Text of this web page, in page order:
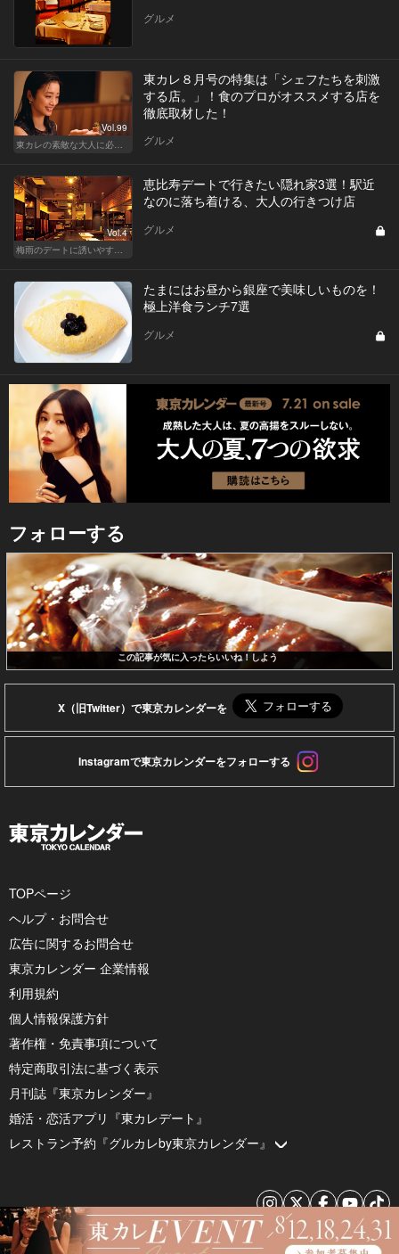
グルメ
Vol.99
東カレ８月号の特集は「シェフたちを刺激
する店。」！食のプロがオススメする店を
徹底取材した！
グルメ
Vol.4
恵比寿デートで行きたい隠れ家3選！駅近
なのに落ち着ける、大人の行きつけ店
グルメ
たまにはお昼から銀座で美味しいものを！
極上洋食ランチ7選
グルメ
フォローする
この記事が気に入ったらいいね！しよう
X（旧Twitter）で東京カレンダーを
Instagramで東京カレンダーをフォローする
TOPページ
ヘルプ・お問合せ
広告に関するお問合せ
東京カレンダー 企業情報
利用規約
個人情報保護方針
著作権・免責事項について
特定商取引法に基づく表示
月刊誌『東京カレンダー』
婚活・恋活アプリ『東カレデート』
レストラン予約『グルカレby東京カレンダー』
© 2026 by Tokyo Calendar, Inc.